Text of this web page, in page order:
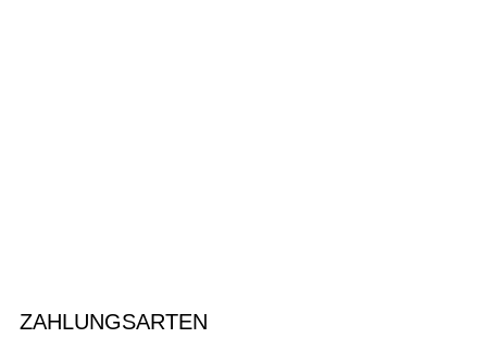
ZAHLUNGSARTEN